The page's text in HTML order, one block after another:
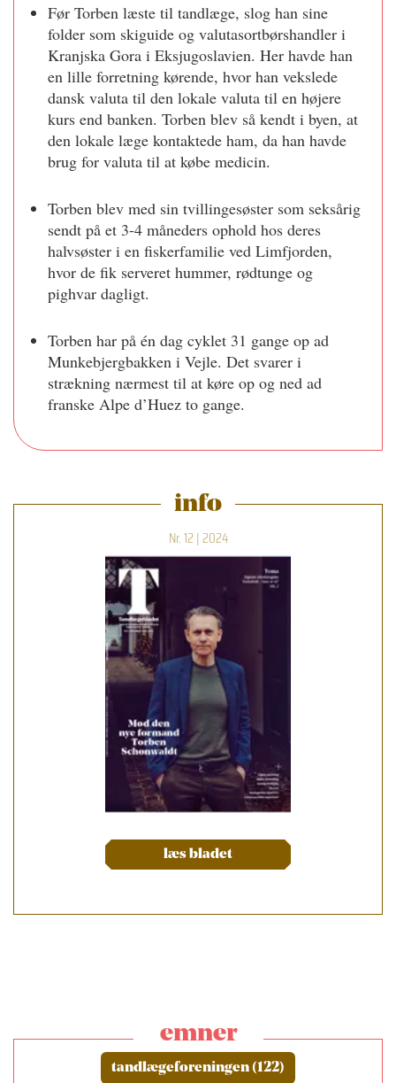
Før Torben læste til tandlæge, slog han sine
folder som skiguide og valutasortbørshandler i
Kranjska Gora i Eksjugoslavien. Her havde han
en lille forretning kørende, hvor han vekslede
dansk valuta til den lokale valuta til en højere
kurs end banken. Torben blev så kendt i byen, at
den lokale læge kontaktede ham, da han havde
brug for valuta til at købe medicin.
Torben blev med sin tvillingesøster som seksårig
sendt på et 3-4 måneders ophold hos deres
halvsøster i en fiskerfamilie ved Limfjorden,
hvor de fik serveret hummer, rødtunge og
pighvar dagligt.
Torben har på én dag cyklet 31 gange op ad
Munkebjergbakken i Vejle. Det svarer i
strækning nærmest til at køre op og ned ad
franske Alpe d’Huez to gange.
info
Nr. 12 | 2024
læs bladet
emner
tandlægeforeningen (122)